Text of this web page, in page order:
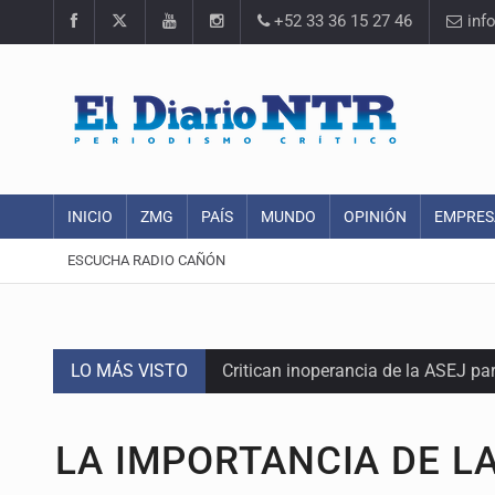
+52 33 36 15 27 46
INICIO ZMG PAÍS MUNDO OPINIÓN
ESCUCHA RADIO CAÑÓN
LO MÁS VISTO Critican inoperancia de la ASEJ
Ex policía es detenido por
LA IMPORTANCIA DE